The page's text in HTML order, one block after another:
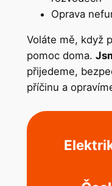
Oprava
Voláte mě, když
pomoc doma.
přijedeme,
příčinu a